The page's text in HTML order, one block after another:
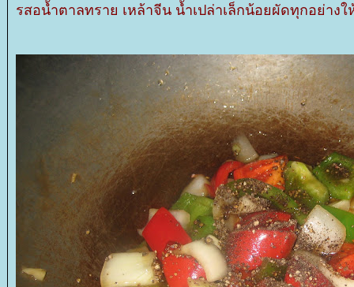
รสอน้ำตาลทราย เหล้าจีน น้ำเปล่าเล็กน้อยผัดทุกอย่าง